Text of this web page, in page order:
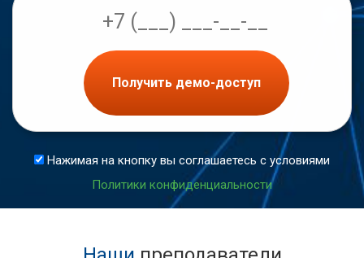
Получить демо-доступ
Нажимая на кнопку вы соглашаетесь с условиями
Политики конфиденциальности